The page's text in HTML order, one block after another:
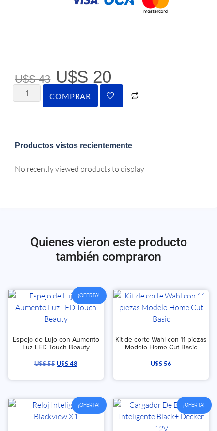
U$S43 U$S 20
COMPRAR
Productos vistos recientemente
No recently viewed products to display
Quienes vieron este producto
también compraron
¡OFERTA!
Espejo de Lujo con Aumento
Luz LED Touch Beauty
U$S55U$S48
Kit de corte Wahl con 11 piezas
Modelo Home Cut Basic
U$S56
¡OFERTA! ¡OFERTA!